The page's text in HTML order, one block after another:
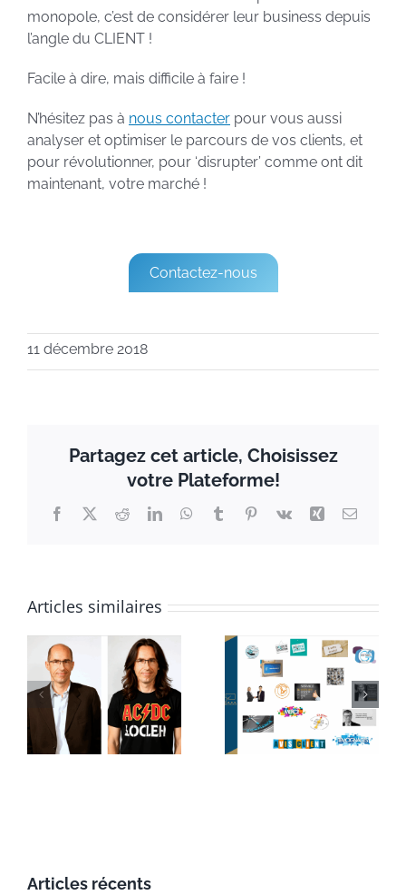
monopole, c’est de considérer leur business depuis
l’angle du CLIENT !
Facile à dire, mais difficile à faire !
N’hésitez pas à nous contacter pour vous aussi
analyser et optimiser le parcours de vos clients, et
pour révolutionner, pour ‘disrupter’ comme ont dit
maintenant, votre marché !
Contactez-nous
11 décembre 2018
Partagez cet article, Choisissez
votre Plateforme!
Facebook
X RedditLinkedInWhatsApp
TumblrPinterest
Vk Xing Email
Articles similaires
Formation à
la Relation
Client
Vous avez dit
Client ?
Articles récents